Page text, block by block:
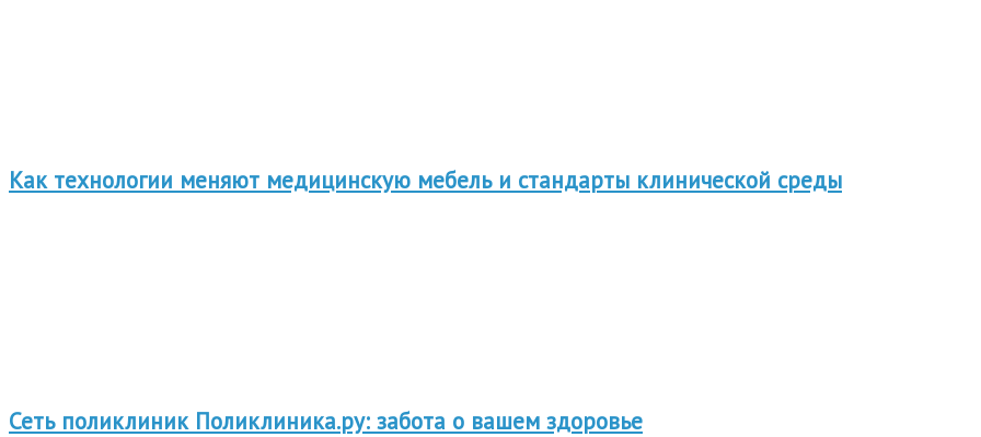
Как технологии меняют медицинскую мебель и стандарты клинической среды
Сеть поликлиник Поликлиника.ру: забота о вашем здоровье